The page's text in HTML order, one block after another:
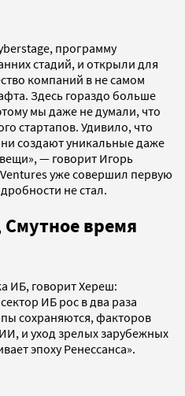
программу
стадий, и открыли для
компаний в не самом
Здесь гораздо больше
мы даже не думали, что
стартапов. Удивило, что
создают уникальные даже
— говорит Игорь
уже совершил первую
не стал.
Смутное время
ИБ, говорит Хереш:
ИБ рос в два раза
сохраняются, факторов
и уход зрелых зарубежных
эпоху Ренессанса».